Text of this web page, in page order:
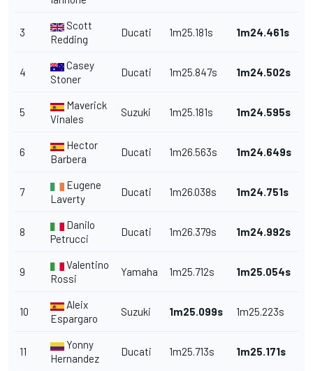
3
Scott
Redding
Ducati 1m25.181s 1m24.461s
4
Casey
Stoner
Ducati 1m25.847s 1m24.502s
5
Maverick
Vinales
Suzuki 1m25.181s 1m24.595s
6
Hector
Barbera
Ducati 1m26.563s 1m24.649s
7
Eugene
Laverty
Ducati 1m26.038s 1m24.751s
8
Danilo
Petrucci
Ducati 1m26.379s 1m24.992s
9
Valentino
Rossi
Yamaha 1m25.712s 1m25.054s
10
Aleix
Espargaro
Suzuki 1m25.099s 1m25.223s
11
Yonny
Hernandez
Ducati 1m25.713s 1m25.171s